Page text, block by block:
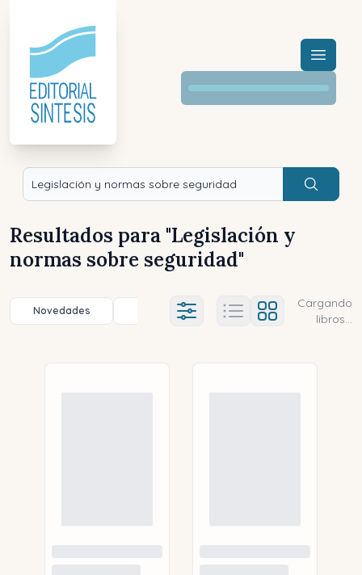
Menú
Buscar
Resultados para "Legislación y
normas sobre seguridad"
Novedades Título (a-z) Título (z-a)
Ajustes abierto
Cargando
libros...